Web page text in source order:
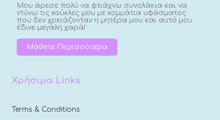
Μου άρεσε πολύ να φτιάχνω συνολάκια και να
ντύνω τις κούκλες μου με κομμάτια υφάσματος
που δεν χρειάζονταν η μητέρα μου και αυτό μου
έδινε μεγάλη χαρά!
Μάθετε Περισσότερα
Χρήσιμα Links
Terms & Conditions